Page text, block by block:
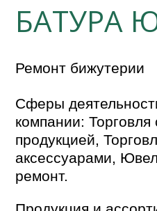
БАТУРА
Ремонт бижутерии
Сферы
компании: Торговля
продукцией,
аксессуарами,
ремонт.